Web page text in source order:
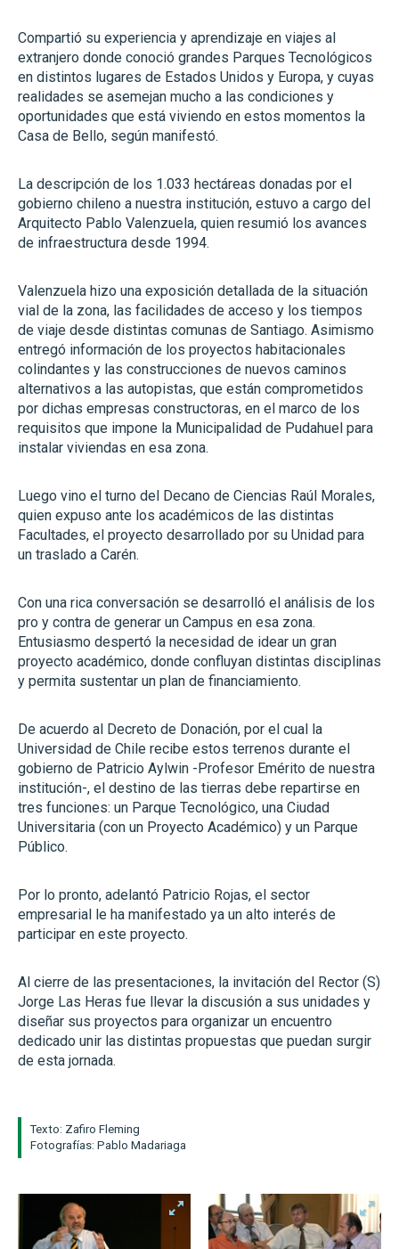
Compartió su experiencia y aprendizaje en viajes al
extranjero donde conoció grandes Parques Tecnológicos
en distintos lugares de Estados Unidos y Europa, y cuyas
realidades se asemejan mucho a las condiciones y
oportunidades que está viviendo en estos momentos la
Casa de Bello, según manifestó.
La descripción de los 1.033 hectáreas donadas por el
gobierno chileno a nuestra institución, estuvo a cargo del
Arquitecto Pablo Valenzuela, quien resumió los avances
de infraestructura desde 1994.
Valenzuela hizo una exposición detallada de la situación
vial de la zona, las facilidades de acceso y los tiempos
de viaje desde distintas comunas de Santiago. Asimismo
entregó información de los proyectos habitacionales
colindantes y las construcciones de nuevos caminos
alternativos a las autopistas, que están comprometidos
por dichas empresas constructoras, en el marco de los
requisitos que impone la Municipalidad de Pudahuel para
instalar viviendas en esa zona.
Luego vino el turno del Decano de Ciencias Raúl Morales,
quien expuso ante los académicos de las distintas
Facultades, el proyecto desarrollado por su Unidad para
un traslado a Carén.
Con una rica conversación se desarrolló el análisis de los
pro y contra de generar un Campus en esa zona.
Entusiasmo despertó la necesidad de idear un gran
proyecto académico, donde confluyan distintas disciplinas
y permita sustentar un plan de financiamiento.
De acuerdo al Decreto de Donación, por el cual la
Universidad de Chile recibe estos terrenos durante el
gobierno de Patricio Aylwin -Profesor Emérito de nuestra
institución-, el destino de las tierras debe repartirse en
tres funciones: un Parque Tecnológico, una Ciudad
Universitaria (con un Proyecto Académico) y un Parque
Público.
Por lo pronto, adelantó Patricio Rojas, el sector
empresarial le ha manifestado ya un alto interés de
participar en este proyecto.
Al cierre de las presentaciones, la invitación del Rector (S)
Jorge Las Heras fue llevar la discusión a sus unidades y
diseñar sus proyectos para organizar un encuentro
dedicado unir las distintas propuestas que puedan surgir
de esta jornada.
Texto: Zafiro Fleming
Fotografías: Pablo Madariaga